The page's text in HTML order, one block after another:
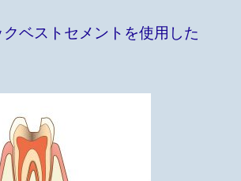
ベストセメントを使用した